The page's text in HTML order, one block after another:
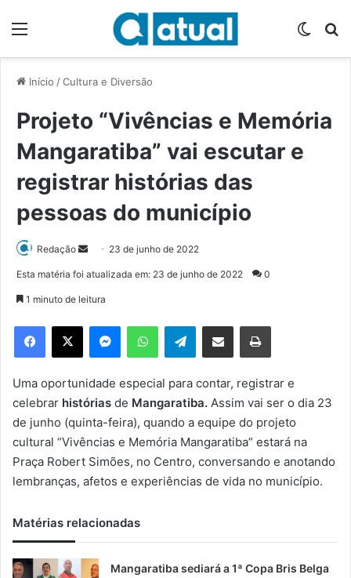
Início /Cultura e Diversão
Projeto “Vivências e Memória
Mangaratiba” vai escutar e
registrar histórias das
pessoas do município
Redação
d
e
m
e
-
m
a
i
23 de junho de 2022
Esta matéria foi atualizada em: 23 de junho de 2022 0
1 minuto de leitura
Telegram
Uma oportunidade especial para contar, registrar e
celebrar histórias de Mangaratiba. Assim vai ser o dia 23
de junho (quinta-feira), quando a equipe do projeto
cultural “Vivências e Memória Mangaratiba” estará na
Praça Robert Simões, no Centro, conversando e anotando
lembranças, afetos e experiências de vida no município.
Matérias relacionadas
Mangaratiba sediará a 1ª Copa Bris Belga